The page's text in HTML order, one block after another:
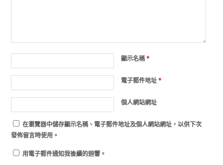
顯示名稱*
電子郵件地址*
個人網站網址
在瀏覽器中儲存顯示名稱、電子郵件地址及個人網站網址，以供下次
發佈留言時使用。
用電子郵件通知我後續的迴響。